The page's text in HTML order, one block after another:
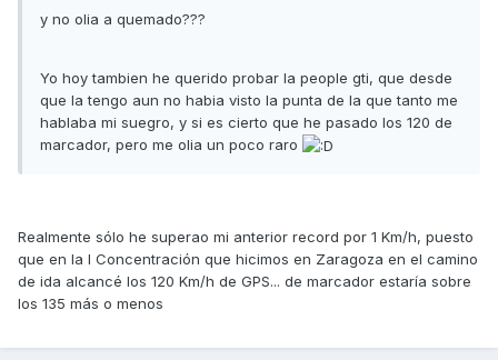
y no olia a quemado???
Yo hoy tambien he querido probar la people gti, que desde
que la tengo aun no habia visto la punta de la que tanto me
hablaba mi suegro, y si es cierto que he pasado los 120 de
marcador, pero me olia un poco raro
Realmente sólo he superao mi anterior record por 1 Km/h, puesto
que en la I Concentración que hicimos en Zaragoza en el camino
de ida alcancé los 120 Km/h de GPS... de marcador estaría sobre
los 135 más o menos